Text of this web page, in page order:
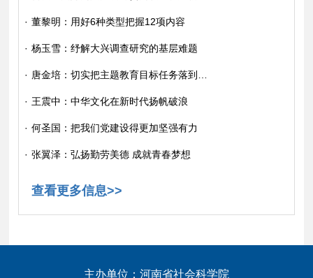
· 董黎明：用好6种类型把握12项内容
· 杨玉雪：纾解大兴调查研究的基层难题
· 唐金培：切实把主题教育目标任务落到实处
· 王震中：中华文化在新时代扬帆破浪
· 何圣国：把我们党建设得更加坚强有力
· 张翼泽：弘扬勤劳美德 成就青春梦想
查看更多信息>>
主办单位：河南省社会科学院